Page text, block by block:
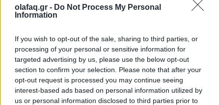
olafaq.gr - Do Not Process My Personal
Information
If you wish to opt-out of the sale, sharing to third parties, or
processing of your personal or sensitive information for
targeted advertising by us, please use the below opt-out
section to confirm your selection. Please note that after your
opt-out request is processed you may continue seeing
interest-based ads based on personal information utilized by
us or personal information disclosed to third parties prior to
στους στόχους σου
Από τη δημιουργία σταθερής ρουτίνας μέχρι τη μείωση των
περισπασμών, η αυτοπειθαρχία είναι το κλειδί για τη συνέπεια,
την προσωπική ανάπτυξη και την επίτευξη κάθε σημαντικού
στόχου.